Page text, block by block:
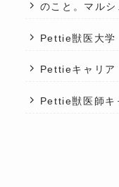
のこと。マルシ
Pettie獣医大学
Pettieキャリア
Pettie獣医師キ